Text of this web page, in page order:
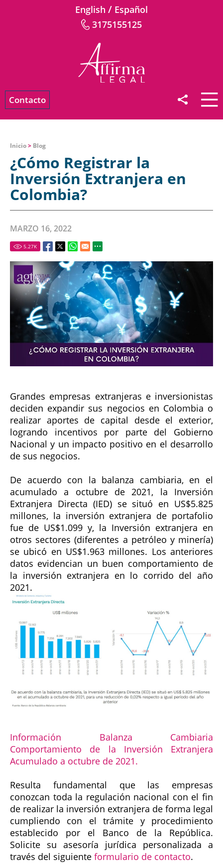
English / Español
3175155125
Contacto
Inicio> Blog
¿Cómo Registrar la
Inversión Extranjera en
Colombia?
MARZO 16, 2022
5.27K
Grandes empresas extranjeras e inversionistas
deciden expandir sus negocios en Colombia o
realizar aportes de capital desde el exterior,
logrando incentivos por parte del Gobierno
Nacional y un impacto positivo en el desarrollo
de sus negocios.
De acuerdo con la balanza cambiaria, en el
acumulado a octubre de 2021, la Inversión
Extranjera Directa (IED) se situó en US$5.825
millones, la inversión extranjera de portafolio
fue de US$1.099 y, la Inversión extranjera en
otros sectores (diferentes a petróleo y minería)
se ubicó en US$1.963 millones. Los anteriores
datos evidencian un buen comportamiento de
la inversión extranjera en lo corrido del año
2021.
Información Balanza Cambiaria
Comportamiento de la Inversión Extranjera
Acumulado a octubre de 2021.
Resulta fundamental que las empresas
conozcan toda la regulación nacional con el fin
de realizar la inversión extranjera de forma legal
cumpliendo con el trámite y procedimiento
establecido por el Banco de la República.
Solicite su asesoría jurídica personalizada a
través del siguiente formulario de contacto.